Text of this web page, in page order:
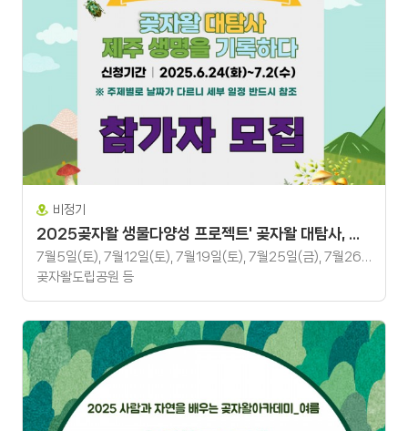
비정기
2025곶자왈 생물다양성 프로젝트' 곶자왈 대탐사, 제주 생명을 기록하다'
7월5일(토), 7월12일(토), 7월19일(토), 7월25일(금), 7월26일(토)
곶자왈도립공원 등